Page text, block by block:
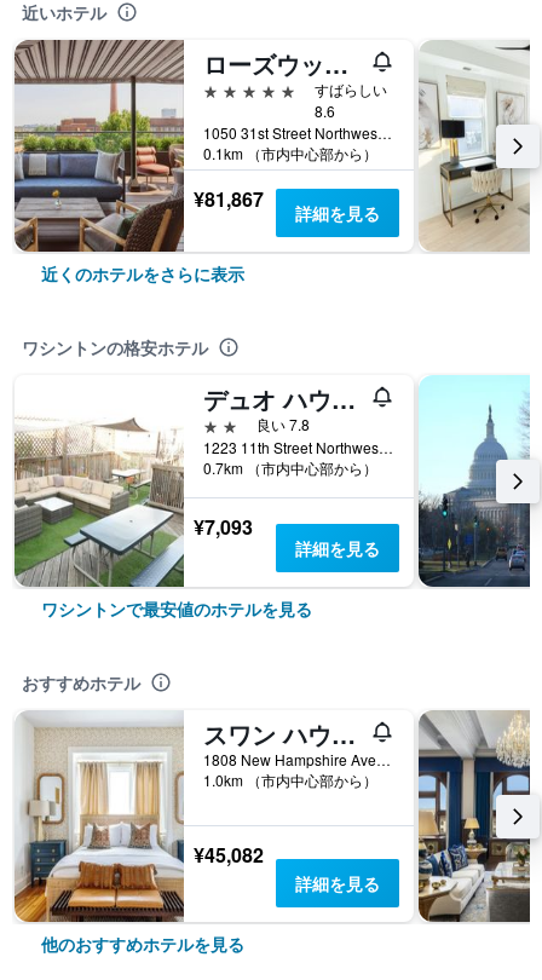
近いホテル
ローズウッド ワシントンDC
5つ星
すばらしい
8.6
1050 31st Street Northwest, ワシントン, DC, アメリカ合衆国
0.1km （市内中心部から）
¥81,867 詳細を見る
近くのホテルをさらに表示
ワシントンの格安ホテル
デュオ ハウジング
2つ星
良い 7.8
1223 11th Street Northwest, ワシントン, DC, アメリカ合衆国
0.7km （市内中心部から）
¥7,093
詳細を見る
ワシントンで最安値のホテルを見る
おすすめホテル
スワン ハウス ヒストリック デュポン サークル イン
1808 New Hampshire Avenue Northwest, ワシントン, DC, アメリカ合衆国
1.0km （市内中心部から）
¥45,082
詳細を見る
他のおすすめホテルを見る